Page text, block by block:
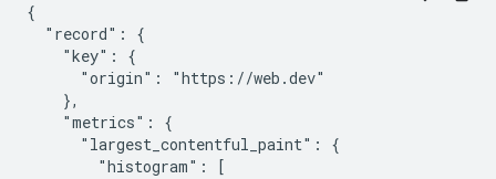
{
  "record": {
    "key": {
      "origin": "https://web.dev"
    },
    "metrics": {
      "largest_contentful_paint": {
        "histogram": [